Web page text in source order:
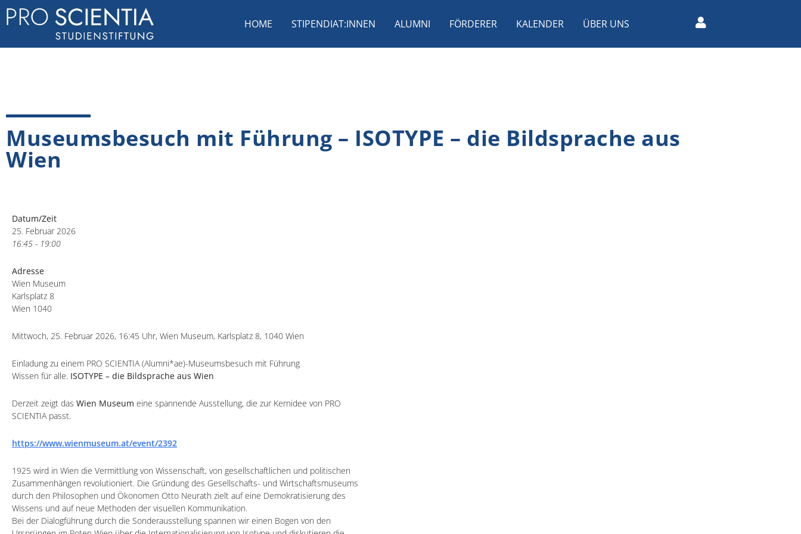
HOME STIPENDIAT:INNEN ALUMNI FÖRDERER KALENDER ÜBER UNS
Museumsbesuch mit Führung – ISOTYPE – die Bildsprache aus
Wien
Datum/Zeit
25. Februar 2026
16:45 - 19:00
Adresse
Wien Museum
Karlsplatz 8
Wien 1040
Mittwoch, 25. Februar 2026, 16:45 Uhr, Wien Museum, Karlsplatz 8, 1040 Wien
Einladung zu einem PRO SCIENTIA (Alumni*ae)-Museumsbesuch mit Führung
Wissen für alle. ISOTYPE – die Bildsprache aus Wien
Derzeit zeigt das Wien Museum eine spannende Ausstellung, die zur Kernidee von PRO
SCIENTIA passt.
https://www.wienmuseum.at/event/2392
1925 wird in Wien die Vermittlung von Wissenschaft, von gesellschaftlichen und politischen
Zusammenhängen revolutioniert. Die Gründung des Gesellschafts- und Wirtschaftsmuseums
durch den Philosophen und Ökonomen Otto Neurath zielt auf eine Demokratisierung des
Wissens und auf neue Methoden der visuellen Kommunikation.
Bei der Dialogführung durch die Sonderausstellung spannen wir einen Bogen von den